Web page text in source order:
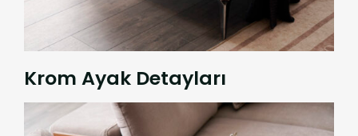
Krom Ayak Detayları